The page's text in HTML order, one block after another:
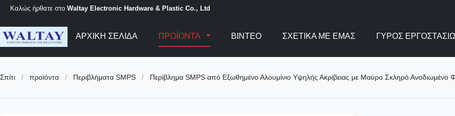
Καλώς ήρθατε στο Waltay Electronic Hardware & Plastic Co., Ltd
ΑΡΧΙΚΉ ΣΕΛΊΔΑ ΠΡΟΪΌΝΤΑ ΒΊΝΤΕΟ ΣΧΕΤΙΚΆ ΜΕ ΕΜΆΣ ΓΎΡΟΣ
Σπίτι / προϊόντα / Περιβλήματα SMPS / Περίβλημα SMPS από Εξωθημένο Αλουμίνιο Υψηλής Ακρίβειας με Μαύρο Σκληρό Ανοδιωμένο